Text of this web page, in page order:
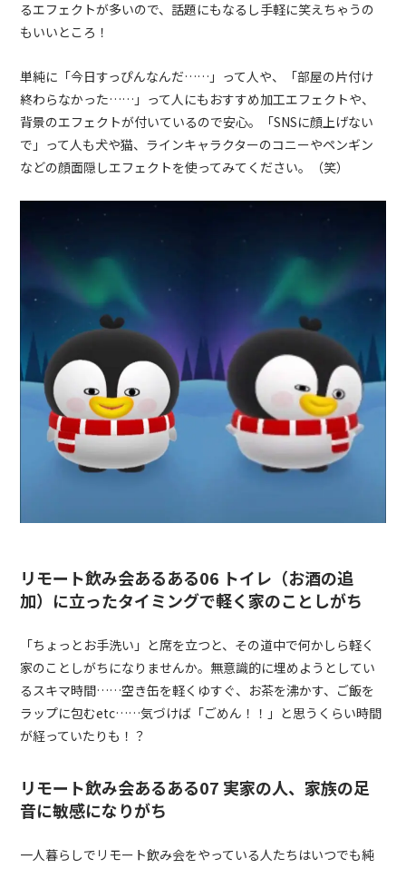
るエフェクトが多いので、話題にもなるし手軽に笑えちゃうの
もいいところ！
単純に「今日すっぴんなんだ……」って人や、「部屋の片付け
終わらなかった……」って人にもおすすめ加工エフェクトや、
背景のエフェクトが付いているので安心。「SNSに顔上げない
で」って人も犬や猫、ラインキャラクターのコニーやペンギン
などの顔面隠しエフェクトを使ってみてください。（笑）
リモート飲み会あるある06 トイレ（お酒の追
加）に立ったタイミングで軽く家のことしがち
「ちょっとお手洗い」と席を立つと、その道中で何かしら軽く
家のことしがちになりませんか。無意識的に埋めようとしてい
るスキマ時間……空き缶を軽くゆすぐ、お茶を沸かす、ご飯を
ラップに包むetc……気づけば「ごめん！！」と思うくらい時間
が経っていたりも！？
リモート飲み会あるある07 実家の人、家族の足
音に敏感になりがち
一人暮らしでリモート飲み会をやっている人たちはいつでも純